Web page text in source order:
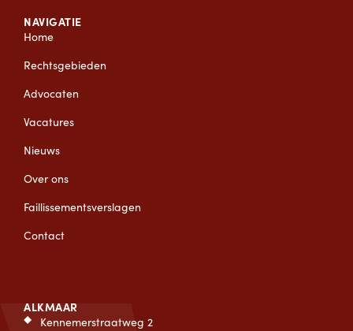
NAVIGATIE
Home
Rechtsgebieden
Advocaten
Vacatures
Nieuws
Over ons
Faillissementsverslagen
Contact
ALKMAAR
Kennemerstraatweg 2